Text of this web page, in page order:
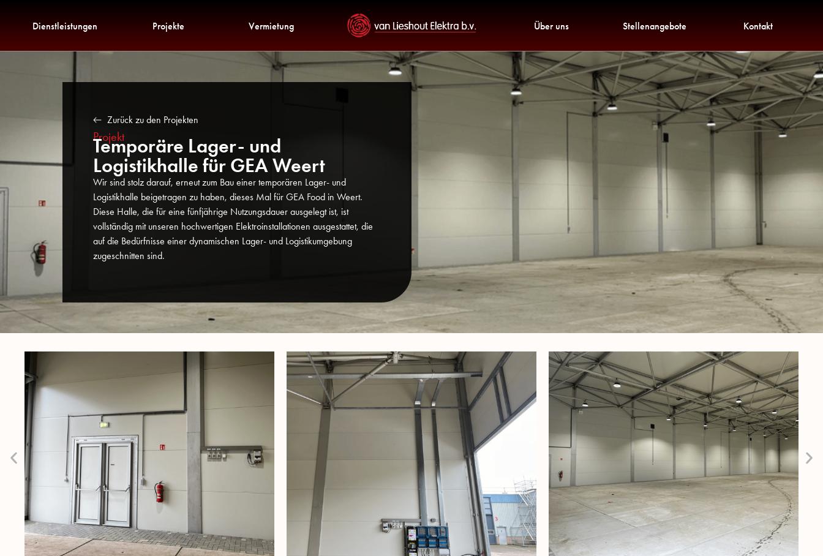
Dienstleistungen Projekte Vermietung Über uns Stellenangebote Kontakt
Zurück zu den Projekten
Projekt
Temporäre Lager- und
Logistikhalle für GEA Weert
Wir sind stolz darauf, erneut zum Bau einer temporären Lager- und
Logistikhalle beigetragen zu haben, dieses Mal für GEA Food in Weert.
Diese Halle, die für eine fünfjährige Nutzungsdauer ausgelegt ist, ist
vollständig mit unseren hochwertigen Elektroinstallationen ausgestattet, die
auf die Bedürfnisse einer dynamischen Lager- und Logistikumgebung
zugeschnitten sind.